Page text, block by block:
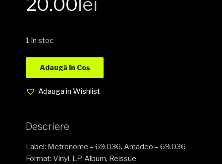
1 în stoc
Adaugă în Coș
Adauga in Wishlist
Descriere
Label: Metronome – 69.036, Amadeo – 69.036
Format: Vinyl, LP, Album, Reissue